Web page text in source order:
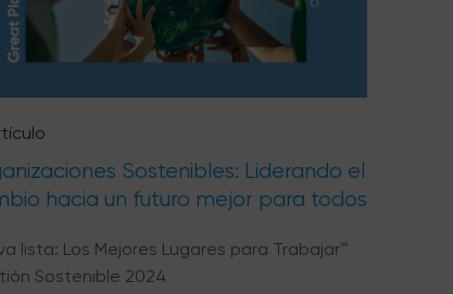
Sostenibles: Liderando el
hacia un futuro mejor para todos
lista: Los Mejores Lugares para Trabajar™
Sostenible 2024